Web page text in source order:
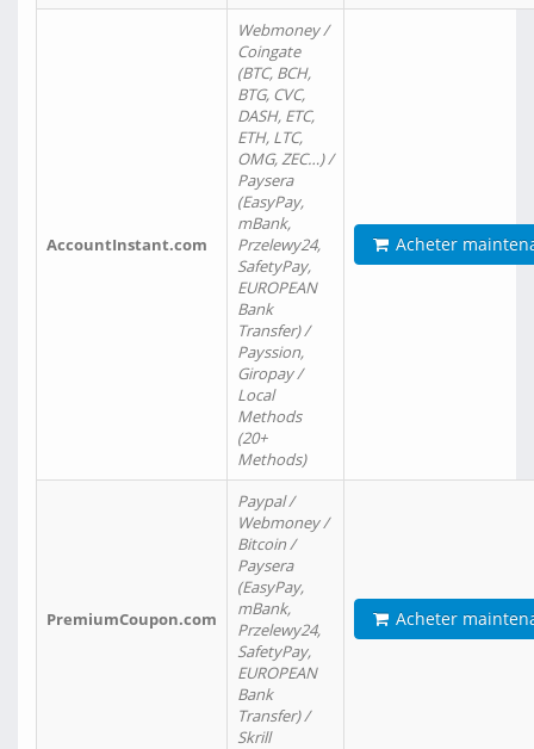
AccountInstant.com
Webmoney /
Coingate
(BTC, BCH,
BTG, CVC,
DASH, ETC,
ETH, LTC,
OMG, ZEC…) /
Paysera
(EasyPay,
mBank,
Przelewy24,
SafetyPay,
EUROPEAN
Bank
Transfer) /
Payssion,
Giropay /
Local
Methods
(20+
Methods)
Acheter
PremiumCoupon.com
Paypal /
Webmoney /
Bitcoin /
Paysera
(EasyPay,
mBank,
Przelewy24,
SafetyPay,
EUROPEAN
Bank
Transfer) /
Skrill
Acheter